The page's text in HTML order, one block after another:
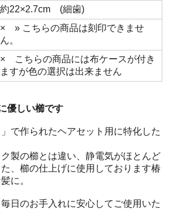
約22×2.7cm (細歯)
× » こちらの商品は刻印できませ
ん。
× こちらの商品には布ケースが付き
ますが色の選択は出来ません
優しい櫛です
で作られたヘアセット用に特化した
製の櫛とは違い、静電気がほとんど
、櫛の仕上げに使用しております椿
に。
日のお手入れに安心してご使用いた